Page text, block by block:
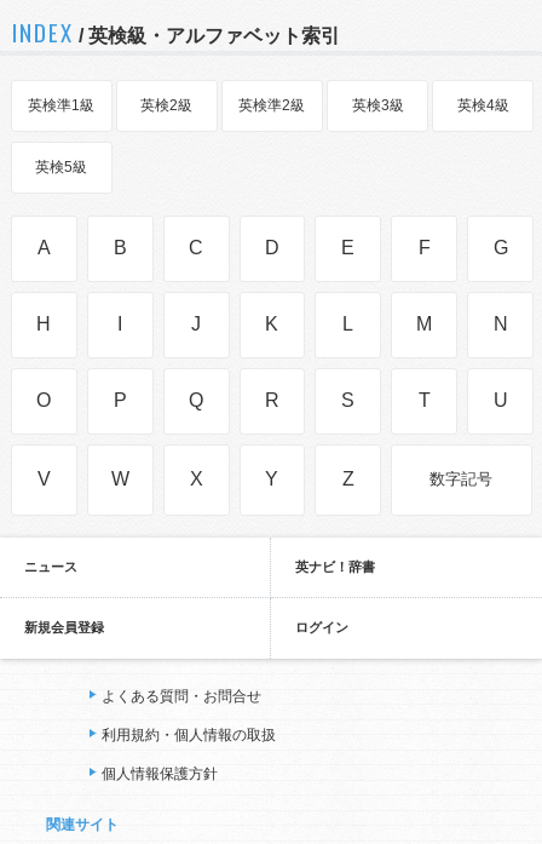
INDEX / 英検級・アルファベット索引
英検準1級 英検2級 英検準2級 英検3級 英検4級
英検5級
A B C D E F G
H J K L M N
O P Q R S T U
V W X Y Z 数字記号
ニュース 英ナビ！辞書
新規会員登録 ログイン
よくある質問・お問合せ
利用規約・個人情報の取扱
個人情報保護方針
関連サイト